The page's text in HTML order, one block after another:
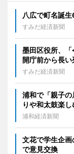
八広で町名誕
すみだ経済新聞
墨田区役所、
開庁前から長い
すみだ経済新聞
浦和で「親子
りや和太鼓楽し
浦和経済新聞
文花で学生企
で意見交換